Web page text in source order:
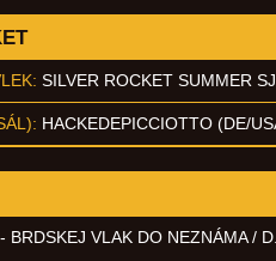
: SILVER ROCKET SUMMER
: HACKEDEPICCIOTTO (DE/
BRDSKEJ VLAK DO NEZNÁMA /